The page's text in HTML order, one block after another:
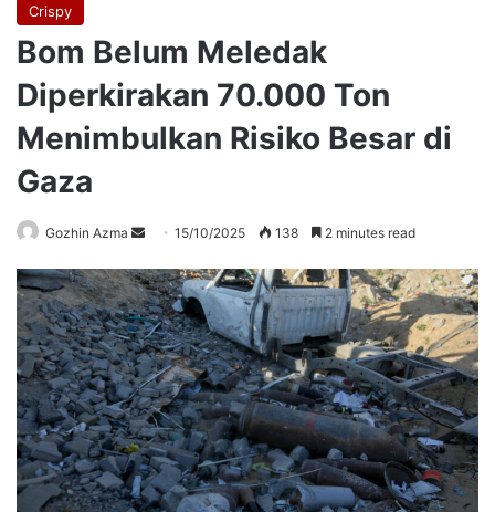
Crispy
Bom Belum Meledak
Diperkirakan 70.000 Ton
Menimbulkan Risiko Besar di
Gaza
Gozhin Azma
Send
email
15/10/2025 138 2 minutes read